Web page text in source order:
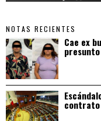
NOTAS RECIENTES
Cae ex
contrato